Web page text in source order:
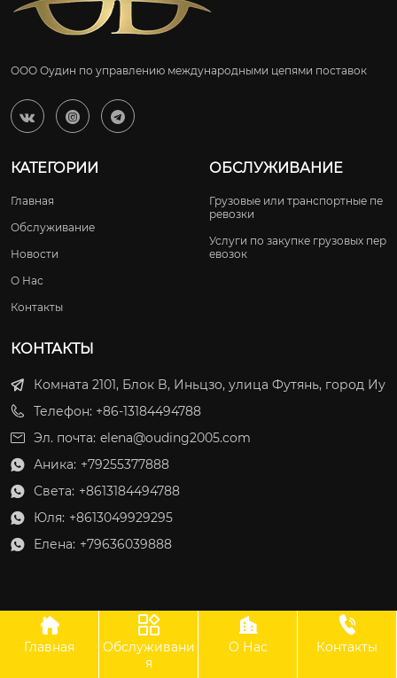
ООО Оудин по управлению международными цепями поставок
  
КАТЕГОРИИ
Главная
Обслуживание
Новости
О Нас
Контакты
ОБСЛУЖИВАНИЕ
Грузовые или транспортные пе
ревозки
Услуги по закупке грузовых пер
евозок
КОНТАКТЫ
Комната 2101, Блок B, Иньцзо, улица Футянь, город Иу
Телефон: +86-13184494788
Эл. почта: elena@ouding2005.com
 Аника: +79255377888
 Света: +8613184494788
 Юля: +8613049929295
 Елена: +79636039888
ООО Оудин по управлению международными цепями поставок

Главная

Обслуживани
я

О Нас

Контакты